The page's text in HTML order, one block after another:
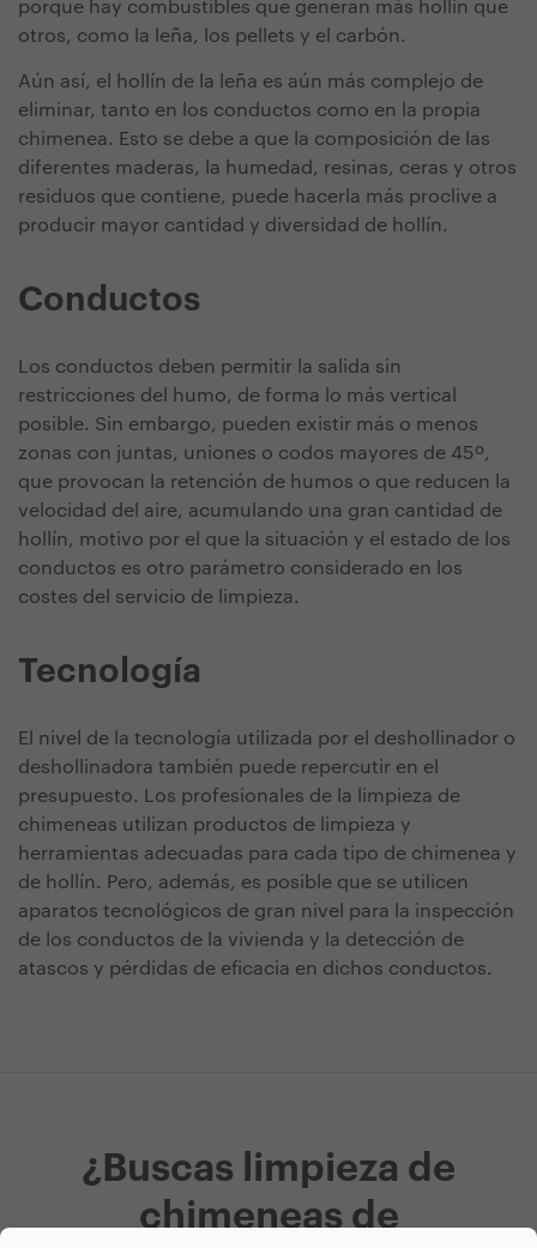
porque hay combustibles que generan más hollín que
otros, como la leña, los pellets y el carbón.
Aún así, el hollín de la leña es aún más complejo de
eliminar, tanto en los conductos como en la propia
chimenea. Esto se debe a que la composición de las
diferentes maderas, la humedad, resinas, ceras y otros
residuos que contiene, puede hacerla más proclive a
producir mayor cantidad y diversidad de hollín.
Conductos
Los conductos deben permitir la salida sin
restricciones del humo, de forma lo más vertical
posible. Sin embargo, pueden existir más o menos
zonas con juntas, uniones o codos mayores de 45º,
que provocan la retención de humos o que reducen la
velocidad del aire, acumulando una gran cantidad de
hollín, motivo por el que la situación y el estado de los
conductos es otro parámetro considerado en los
costes del servicio de limpieza.
Tecnología
El nivel de la tecnología utilizada por el deshollinador o
deshollinadora también puede repercutir en el
presupuesto. Los profesionales de la limpieza de
chimeneas utilizan productos de limpieza y
herramientas adecuadas para cada tipo de chimenea y
de hollín. Pero, además, es posible que se utilicen
aparatos tecnológicos de gran nivel para la inspección
de los conductos de la vivienda y la detección de
atascos y pérdidas de eficacia en dichos conductos.
¿Buscas limpieza de
chimeneas de